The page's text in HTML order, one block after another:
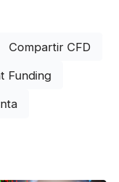
Compartir CFD
Funding